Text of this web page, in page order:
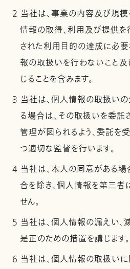
2 当社は、事業の内容及び規
情報の取得、利用及び提供を
された利用目的の達成に必
報の取扱いを行わないこと
じることを含みます。
3 当社は、個人情報の取扱い
る場合は、その取扱いを委
管理が図られるよう、委託を
つ適切な監督を行います。
4 当社は、本人の同意がある
合を除き、個人情報を第三者
せん。
5 当社は、個人情報の漏えい
是正のための措置を講じます。
6 当社は、個人情報の取扱い